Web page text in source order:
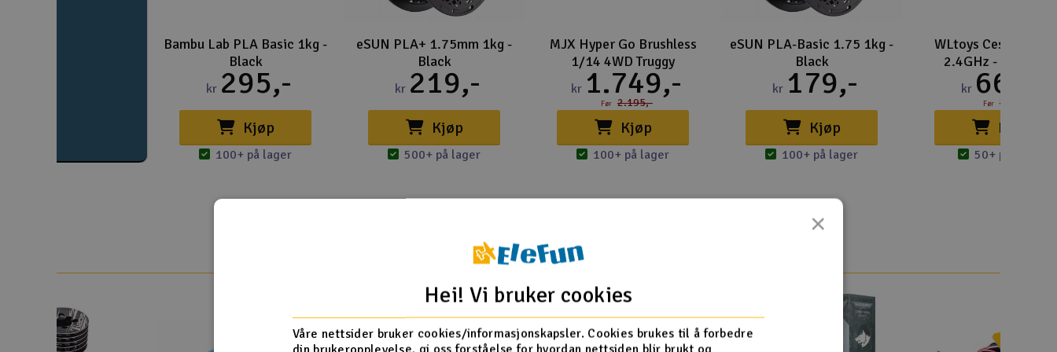
Bambu Lab PLA Basic 1kg -
Black
kr 295,-
Kjøp
100+ på lager
eSUN PLA+ 1.75mm 1kg -
Black
kr 219,-
Kjøp
500+ på lager
MJX Hyper Go Brushless
1/14 4WD Truggy
kr 1.749,-
Før 2.195,-
Kjøp
100+ på lager
eSUN PLA-Basic 1.75 1kg -
Black
kr 179,-
Kjøp
100+ på lager
WLtoys Cessna
2.4GHz - Komplett
kr 669,-
Før 895,-
Kjøp
50+ på lager
Noen så akkurat på ×
Hei! Vi bruker cookies
Våre nettsider bruker cookies/informasjonskapsler. Cookies brukes til å forbedre